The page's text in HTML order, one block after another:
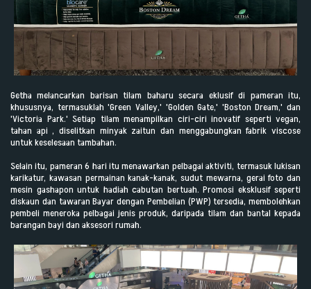
Getha melancarkan barisan tilam baharu secara eklusif di pameran itu,
khususnya, termasuklah'Green Valley,' 'Golden Gate,' 'Boston Dream,' dan
'Victoria Park.' Setiap tilam menampilkan ciri-ciri inovatif seperti vegan,
tahan api , diselitkan minyak zaitun dan menggabungkan fabrik viscose
untuk keselesaan tambahan.
Selain itu, pameran 6 hari itu menawarkan pelbagai aktiviti, termasuk lukisan
karikatur, kawasan permainan kanak-kanak, sudut mewarna, gerai foto dan
mesin gashapon untuk hadiah cabutan bertuah. Promosi eksklusif seperti
diskaun dan tawaran Bayar dengan Pembelian (PWP) tersedia, membolehkan
pembeli meneroka pelbagai jenis produk, daripada tilam dan bantal kepada
barangan bayi dan aksesori rumah.